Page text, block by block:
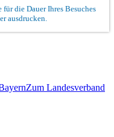
die Dauer Ihres Besuches
ausdrucken.
Zum Landesverband